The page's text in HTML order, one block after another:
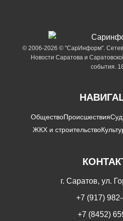
© 2006-2026 © "СарИнформ".
Новости Саратова и
события.
ОбществоПроисшествияСуд
ЖКХ и строительство
г. Саратов, ул.
+7 (917)
+7 (8452)